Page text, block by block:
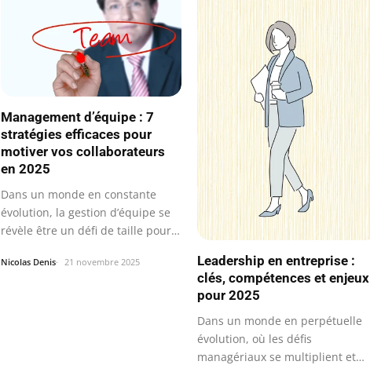
Management d’équipe : 7
stratégies efficaces pour
motiver vos collaborateurs
en 2025
Dans un monde en constante
évolution, la gestion d’équipe se
révèle être un défi de taille pour
Nicolas Denis 21 novembre 2025
Leadership en entreprise :
clés, compétences et enjeux
pour 2025
Dans un monde en perpétuelle
évolution, où les défis
managériaux se multiplient et